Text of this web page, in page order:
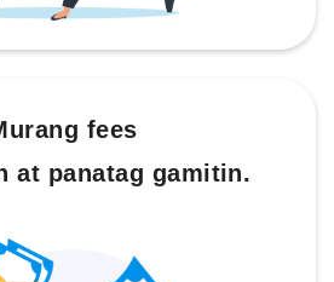
fees
at panatag gamitin.